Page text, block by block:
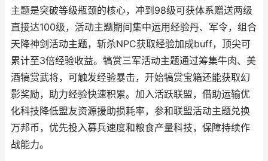
主题是突破等级瓶颈的核心，冲到98级可获体系赠送两级
直接达100级，活动主题期间集中运用经验丹、军令，组合
天降神剑活动主题，斩杀NPC获取经验加成buff，顶尖可
累计至3倍经验收益。犒赏三军活动主题通过筹集牛肉、美
酒犒赏武将，可触发经验暴击，开始犒赏宝箱还能获取幻
影奖励，助力经验快速积累。加入活跃联盟，借助运输优
化科技降低盟友资源援助损耗率，参和联盟活动主题兑换
万邦币，优先投入募兵速度和粮食产量科技，保障持续作
战能力。